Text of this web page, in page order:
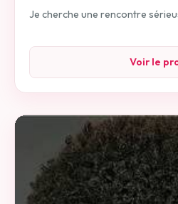
Je cherche une rencontre
Voir le